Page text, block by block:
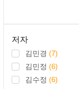
저자
김민경 (7)
김민정 (6)
김수정 (6)